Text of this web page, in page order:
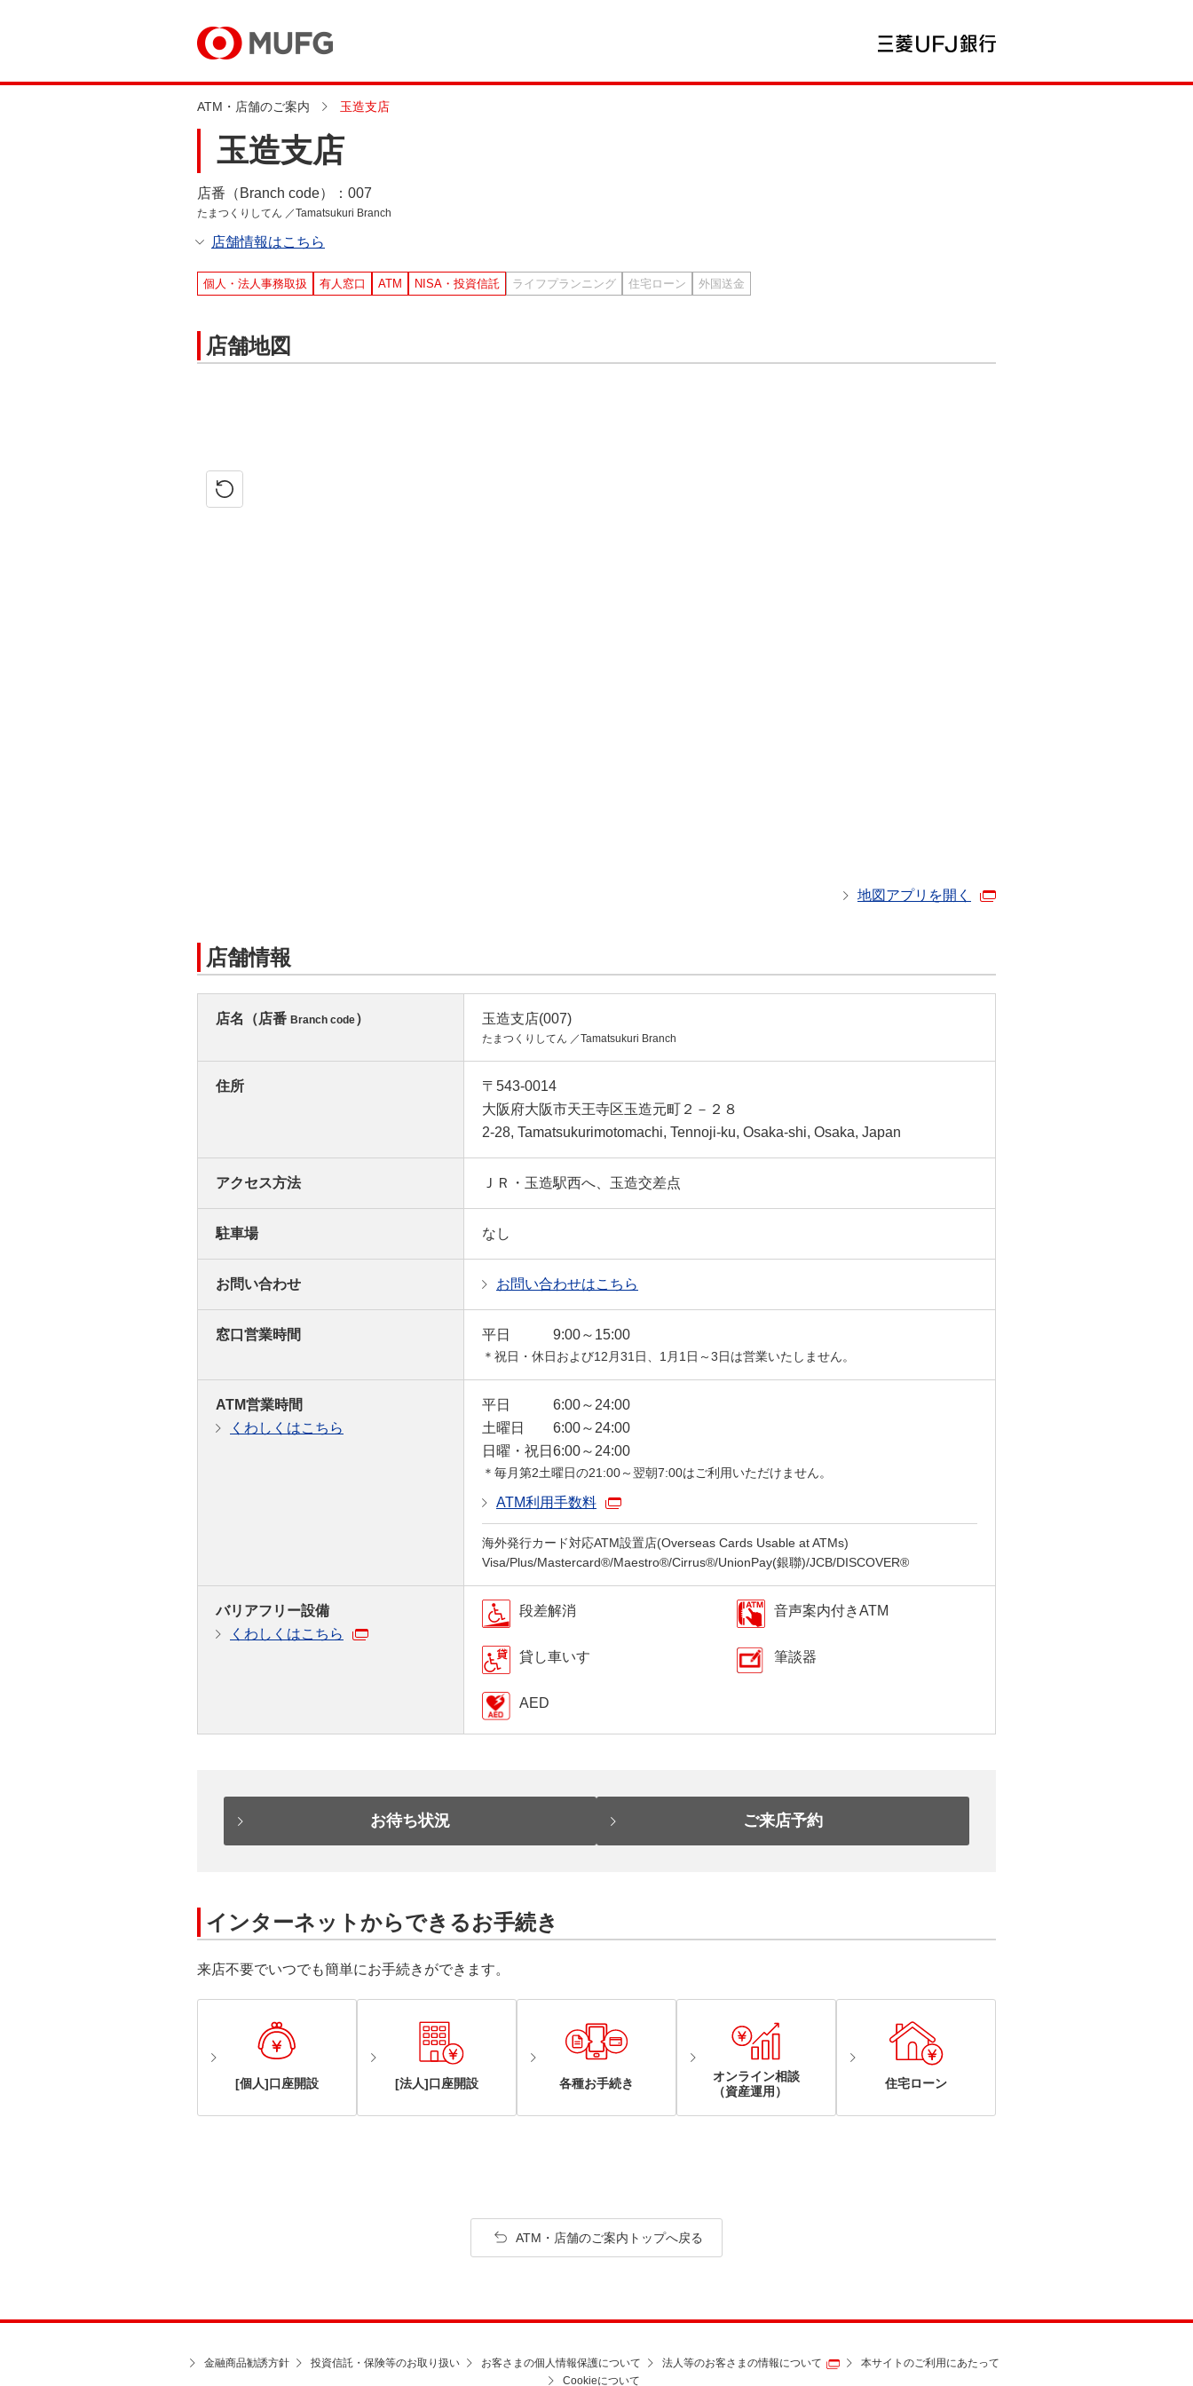
ATM・店舗のご案内 玉造支店
玉造支店
店番（Branch code）：007
たまつくりしてん ／Tamatsukuri Branch
店舗情報はこちら
個人・法人事務取扱 有人窓口 ATM NISA・投資信託 ライフプランニング 住宅ローン 外国送金
店舗地図
地図アプリを開く
店舗情報
店名（店番 Branch code） 玉造支店(007)
たまつくりしてん ／Tamatsukuri Branch
住所
〒543-0014
大阪府大阪市天王寺区玉造元町２－２８
2-28, Tamatsukurimotomachi, Tennoji-ku, Osaka-shi, Osaka, Japan
アクセス方法 ＪＲ・玉造駅西へ、玉造交差点
駐車場 なし
お問い合わせ お問い合わせはこちら
窓口営業時間 平日 9:00～15:00
＊祝日・休日および12月31日、1月1日～3日は営業いたしません。
ATM営業時間
くわしくはこちら
平日
6:00～24:00
土曜日
6:00～24:00
日曜・祝日 6:00～24:00
＊毎月第2土曜日の21:00～翌朝7:00はご利用いただけません。
ATM利用手数料
海外発行カード対応ATM設置店(Overseas Cards Usable at ATMs)
Visa/Plus/Mastercard®/Maestro®/Cirrus®/UnionPay(銀聯)/JCB/DISCOVER®
バリアフリー設備
くわしくはこちら
段差解消 音声案内付きATM
貸し車いす 筆談器
AED
お待ち状況 ご来店予約
インターネットからできるお手続き
来店不要でいつでも簡単にお手続きができます。
[個人]口座開設 [法人]口座開設 各種お手続き
オンライン相談
（資産運用）
住宅ローン
ATM・店舗のご案内トップへ戻る
金融商品勧誘方針 投資信託・保険等のお取り扱い お客さまの個人情報保護について 法人等のお客さまの情報について
本サイトのご利用にあたって
Cookieについて